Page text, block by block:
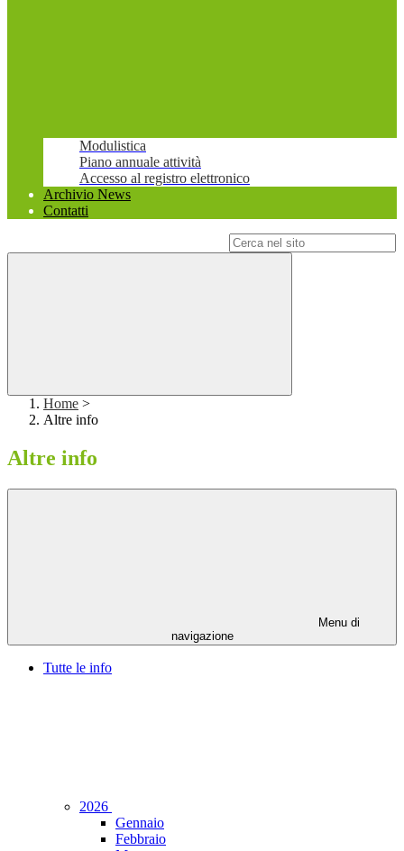
Modulistica
Piano annuale attività
Accesso al registro elettronico
Archivio News
Contatti
Home >
Altre info
Altre info
Menu di
navigazione
Tutte le info
2026
Gennaio
Febbraio